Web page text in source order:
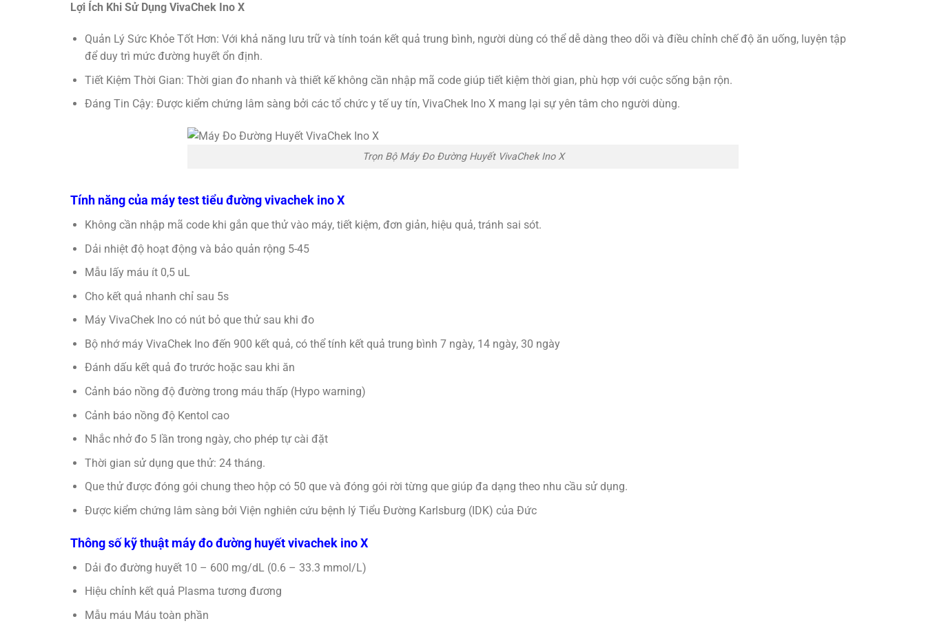
Lợi Ích Khi Sử Dụng VivaChek Ino X
Quản Lý Sức Khỏe Tốt Hơn: Với khả năng lưu trữ và tính toán kết quả trung bình, người dùng có thể dễ dàng theo dõi và điều chỉnh chế độ ăn uống, luyện tập
để duy trì mức đường huyết ổn định.
Tiết Kiệm Thời Gian: Thời gian đo nhanh và thiết kế không cần nhập mã code giúp tiết kiệm thời gian, phù hợp với cuộc sống bận rộn.
Đáng Tin Cậy: Được kiểm chứng lâm sàng bởi các tổ chức y tế uy tín, VivaChek Ino X mang lại sự yên tâm cho người dùng.
Trọn Bộ Máy Đo Đường Huyết VivaChek Ino X
Tính năng của máy test tiểu đường vivachek ino X
Không cần nhập mã code khi gắn que thử vào máy, tiết kiệm, đơn giản, hiệu quả, tránh sai sót.
Dải nhiệt độ hoạt động và bảo quản rộng 5-45
Mẫu lấy máu ít 0,5 uL
Cho kết quả nhanh chỉ sau 5s
Máy VivaChek Ino có nút bỏ que thử sau khi đo
Bộ nhớ máy VivaChek Ino đến 900 kết quả, có thể tính kết quả trung bình 7 ngày, 14 ngày, 30 ngày
Đánh dấu kết quả đo trước hoặc sau khi ăn
Cảnh báo nồng độ đường trong máu thấp (Hypo warning)
Cảnh báo nồng độ Kentol cao
Nhắc nhở đo 5 lần trong ngày, cho phép tự cài đặt
Thời gian sử dụng que thử: 24 tháng.
Que thử được đóng gói chung theo hộp có 50 que và đóng gói rời từng que giúp đa dạng theo nhu cầu sử dụng.
Được kiểm chứng lâm sàng bởi Viện nghiên cứu bệnh lý Tiểu Đường Karlsburg (IDK) của Đức
Thông số kỹ thuật máy đo đường huyết vivachek ino X
Dải đo đường huyết 10 – 600 mg/dL (0.6 – 33.3 mmol/L)
Hiệu chỉnh kết quả Plasma tương đương
Mẫu máu Máu toàn phần